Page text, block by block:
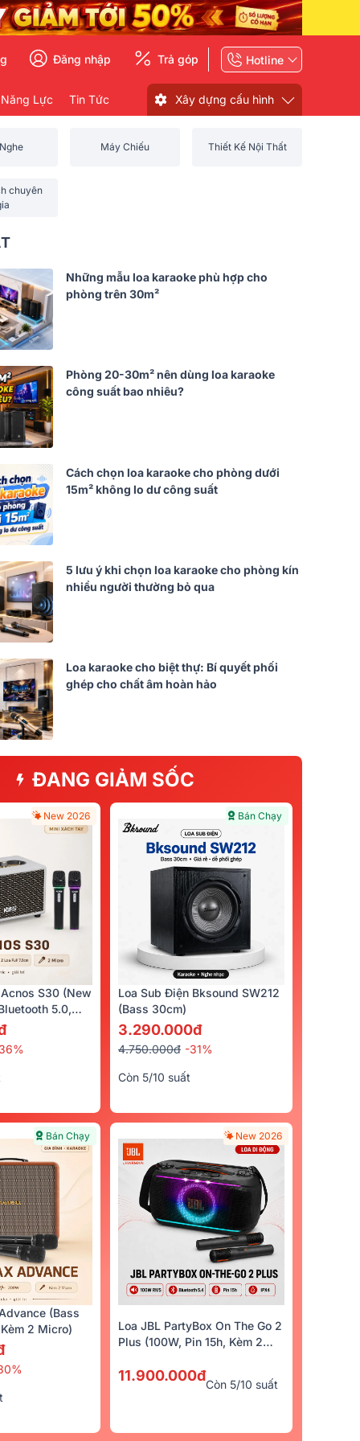
Đăng nhập Trả góp Hotline
Lực Tin Tức Xây dựng cấu hình
Máy Chiếu Thiết Kế Nội Thất
chuyên
Những mẫu loa karaoke phù hợp cho
phòng trên 30m²
Phòng 20-30m² nên dùng loa karaoke
công suất bao nhiêu?
Cách chọn loa karaoke cho phòng dưới
15m² không lo dư công suất
5 lưu ý khi chọn loa karaoke cho phòng kín
nhiều người thường bỏ qua
Loa karaoke cho biệt thự: Bí quyết phối
ghép cho chất âm hoàn hảo
ĐANG GIẢM SỐC
New 2026
S30 (New
5.0,
Bán Chạy
Loa Sub Điện Bksound SW212
(bass 30cm)
3.290.000đ
4.750.000đ -31%
Còn 5/10 suất
Bán Chạy
(Bass
2 Micro)
New 2026
Loa JBL PartyBox On The Go 2
Plus (100W, Pin 15h, Kèm 2
11.900.000đ
Còn 5/10 suất